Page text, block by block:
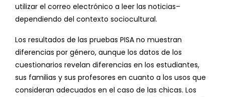
utilizar el correo electrónico a leer las noticias–
dependiendo del contexto sociocultural.
Los resultados de las pruebas PISA no muestran
diferencias por género, aunque los datos de los
cuestionarios revelan diferencias en los estudiantes,
sus familias y sus profesores en cuanto a los usos que
consideran adecuados en el caso de las chicas. Los